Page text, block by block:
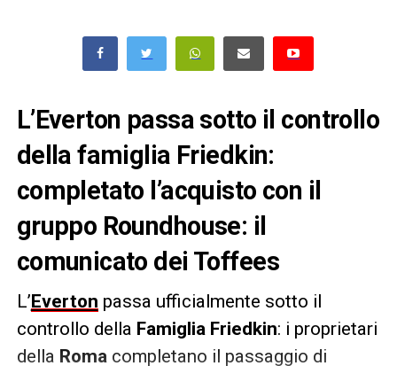
L’Everton passa sotto il controllo
della famiglia Friedkin:
completato l’acquisto con il
gruppo Roundhouse: il
comunicato dei Toffees
L’Everton passa ufficialmente sotto il
controllo della Famiglia Friedkin: i proprietari
della Roma completano il passaggio di